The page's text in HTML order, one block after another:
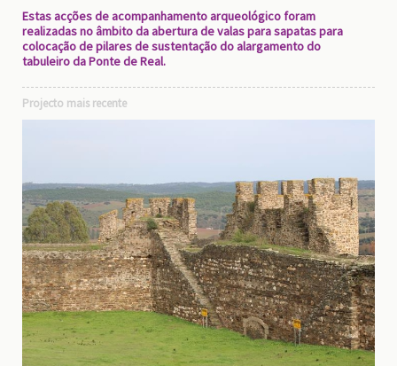
Estas acções de acompanhamento arqueológico foram
realizadas no âmbito da abertura de valas para sapatas para
colocação de pilares de sustentação do alargamento do
tabuleiro da Ponte de Real.
Projecto mais recente